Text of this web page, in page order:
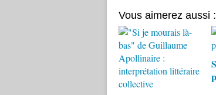
Vous aimerez aussi :